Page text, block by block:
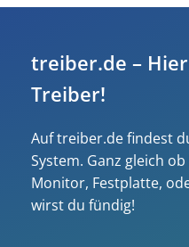
treiber.de –
Treiber!
Auf treiber.de findest
System. Ganz gleich
Monitor, Festplatte,
wirst du fündig!